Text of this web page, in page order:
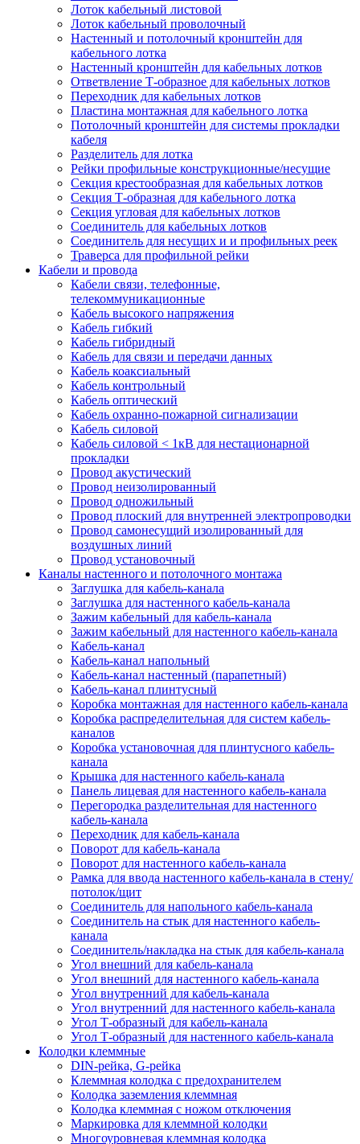
Лоток кабельный листовой
Лоток кабельный проволочный
Настенный и потолочный кронштейн для
кабельного лотка
Настенный кронштейн для кабельных лотков
Ответвление Т-образное для кабельных лотков
Переходник для кабельных лотков
Пластина монтажная для кабельного лотка
Потолочный кронштейн для системы прокладки
кабеля
Разделитель для лотка
Рейки профильные конструкционные/несущие
Секция крестообразная для кабельных лотков
Секция Т-образная для кабельного лотка
Секция угловая для кабельных лотков
Соединитель для кабельных лотков
Соединитель для несущих и и профильных реек
Траверса для профильной рейки
Кабели и провода
Кабели связи, телефонные,
телекоммуникационные
Кабель высокого напряжения
Кабель гибкий
Кабель гибридный
Кабель для связи и передачи данных
Кабель коаксиальный
Кабель контрольный
Кабель оптический
Кабель охранно-пожарной сигнализации
Кабель силовой
Кабель силовой < 1кВ для нестационарной
прокладки
Провод акустический
Провод неизолированный
Провод одножильный
Провод плоский для внутренней электропроводки
Провод самонесущий изолированный для
воздушных линий
Провод установочный
Каналы настенного и потолочного монтажа
Заглушка для кабель-канала
Заглушка для настенного кабель-канала
Зажим кабельный для кабель-канала
Зажим кабельный для настенного кабель-канала
Кабель-канал
Кабель-канал напольный
Кабель-канал настенный (парапетный)
Кабель-канал плинтусный
Коробка монтажная для настенного кабель-канала
Коробка распределительная для систем кабель-
каналов
Коробка установочная для плинтусного кабель-
канала
Крышка для настенного кабель-канала
Панель лицевая для настенного кабель-канала
Перегородка разделительная для настенного
кабель-канала
Переходник для кабель-канала
Поворот для кабель-канала
Поворот для настенного кабель-канала
Рамка для ввода настенного кабель-канала в стену/
потолок/щит
Соединитель для напольного кабель-канала
Соединитель на стык для настенного кабель-
канала
Соединитель/накладка на стык для кабель-канала
Угол внешний для кабель-канала
Угол внешний для настенного кабель-канала
Угол внутренний для кабель-канала
Угол внутренний для настенного кабель-канала
Угол Т-образный для кабель-канала
Угол Т-образный для настенного кабель-канала
Колодки клеммные
DIN-рейка, G-рейка
Клеммная колодка с предохранителем
Колодка заземления клеммная
Колодка клеммная с ножом отключения
Маркировка для клеммной колодки
Многоуровневая клеммная колодка